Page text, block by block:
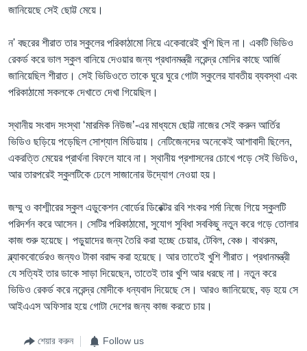
জানিয়েছে সেই ছোট্ট মেয়ে।
ন' বছরের শীরাত তার স্কুলের পরিকাঠামো নিয়ে একেবারেই খুশি ছিল না। একটি ভিডিও
রেকর্ড করে ভাল স্কুল বানিয়ে দেওয়ার জন্য প্রধানমন্ত্রী নরেন্দ্র মোদির কাছে আর্জি
জানিয়েছিল শীরাত। সেই ভিডিওতে তাকে ঘুরে ঘুরে গোটা স্কুলের যাবতীয় ব্যবস্থা এবং
পরিকাঠামো সকলকে দেখাতে দেখা গিয়েছিল।
স্থানীয় সংবাদ সংস্থা ‘মারমিক নিউজ’-এর মাধ্যমে ছোট্ট নাজের সেই করুন আর্তির
ভিডিও ছড়িয়ে পড়েছিল সোশ্যাল মিডিয়ায়। নেটিজেনদের অনেকেই আশাবাদী ছিলেন,
একরত্তি মেয়ের প্রার্থনা বিফলে যাবে না। স্থানীয় প্রশাসনের চোখে পড়ে সেই ভিডিও,
আর তারপরেই স্কুলটিকে ঢেলে সাজানোর উদ্যোগ নেওয়া হয়।
জম্মু ও কাশ্মীরের স্কুল এডুকেশন বোর্ডের ডিরেক্টর রবি শংকর শর্মা নিজে গিয়ে স্কুলটি
পরিদর্শন করে আসেন। সেটির পরিকাঠামো, সুযোগ সুবিধা সবকিছু নতুন করে গড়ে তোলার
কাজ শুরু হয়েছে। পড়ুয়াদের জন্য তৈরি করা হচ্ছে চেয়ার, টেবিল, বেঞ্চ। বাথরুম,
ব্ল্যাকবোর্ডেরও জন্যও টাকা বরাদ্দ করা হয়েছে। আর তাতেই খুশি শীরাত। প্রধানমন্ত্রী
যে সত্যিই তার ডাকে সাড়া দিয়েছেন, তাতেই তার খুশি আর ধরছে না। নতুন করে
ভিডিও রেকর্ড করে নরেন্দ্র মোদীকে ধন্যবাদ দিয়েছে সে। আরও জানিয়েছে, বড় হয়ে সে
আইএএস অফিসার হয়ে গোটা দেশের জন্য কাজ করতে চায়।
শেয়ার করুন Follow us